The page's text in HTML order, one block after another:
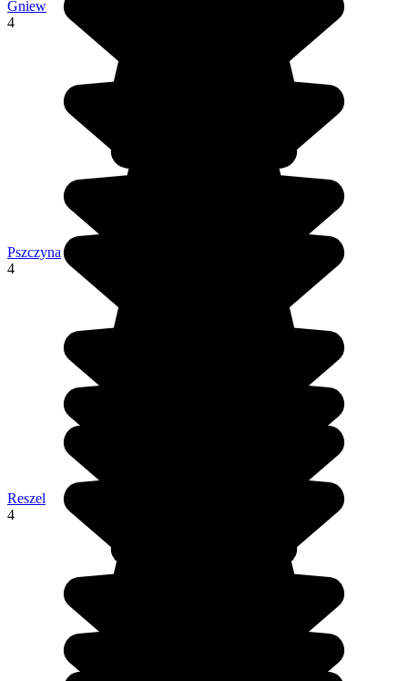
Gniew
4
Pszczyna
4
Reszel
4